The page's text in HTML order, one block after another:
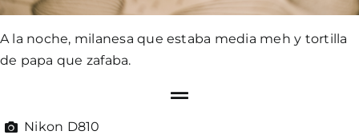
A la noche, milanesa que estaba media meh y tortilla
de papa que zafaba.
Nikon D810